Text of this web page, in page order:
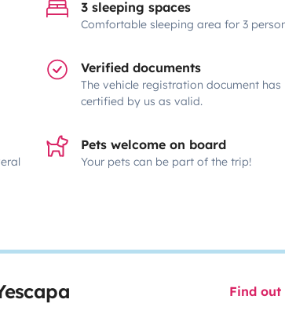
3 sleeping spaces
Comfortable sleeping area for 3
Verified documents
The vehicle registration document has
certified by us as valid.
Pets welcome on board
Your pets can be part of the trip!
Find out